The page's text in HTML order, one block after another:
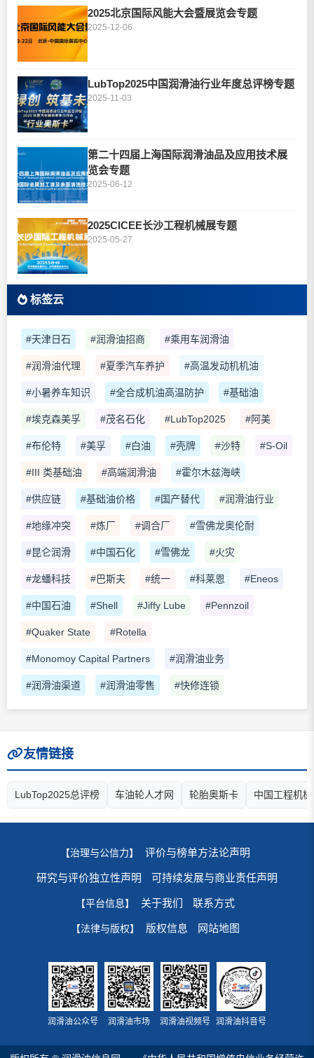
2025北京国际风能大会暨展览会专题
2025-12-06
LubTop2025中国润滑油行业年度总评榜专题
2025-11-03
第二十四届上海国际润滑油品及应用技术展
览会专题
2025-06-12
2025CICEE长沙工程机械展专题
2025-05-27
标签云
#天津日石 #润滑油招商 #乘用车润滑油
#润滑油代理 #夏季汽车养护 #高温发动机机油
#小暑养车知识 #全合成机油高温防护 #基础油
#埃克森美孚 #茂名石化 #LubTop2025 #阿美
#布伦特 #美孚 #白油 #壳牌 #沙特 #S-Oil
#III 类基础油 #高端润滑油 #霍尔木兹海峡
#供应链 #基础油价格 #国产替代 #润滑油行业
#地缘冲突 #炼厂 #调合厂 #雪佛龙奥伦耐
#昆仑润滑 #中国石化 #雪佛龙 #火灾
#龙蟠科技 #巴斯夫 #统一 #科莱恩 #Eneos
#中国石油 #Shell #Jiffy Lube #Pennzoil
#Quaker State #Rotella
#Monomoy Capital Partners #润滑油业务
#润滑油渠道 #润滑油零售 #快修连锁
友情链接
LubTop2025总评榜 车油轮人才网 轮胎奥斯卡 中国工程机
【治理与公信力】 评价与榜单方法论声明
研究与评价独立性声明 可持续发展与商业责任声明
【平台信息】 关于我们 联系方式
【法律与版权】 版权信息 网站地图
润滑油公众号 润滑油市场 润滑油视频号 润滑油抖音号